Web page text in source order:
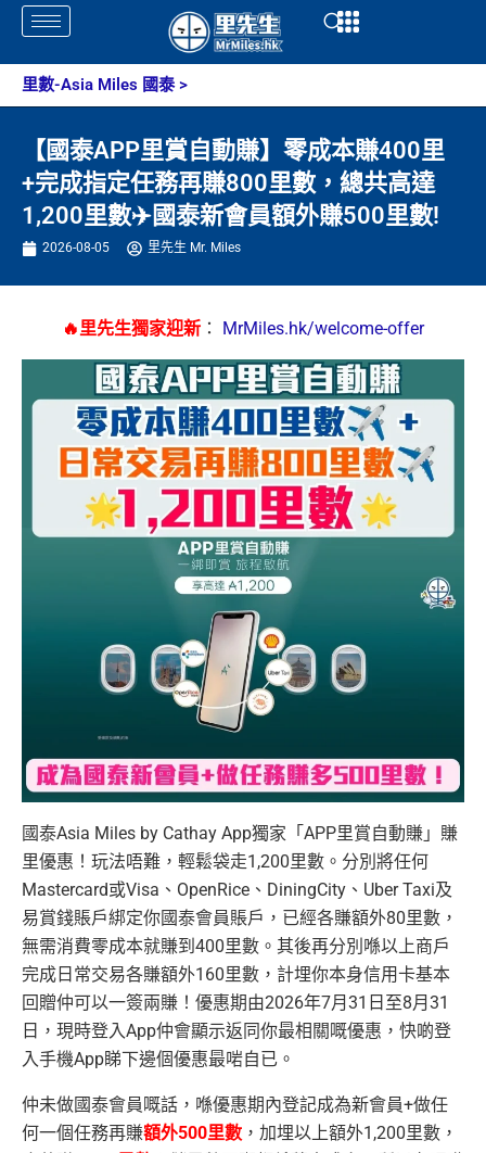
Skip
content
Open
里數-Asia Miles 國泰>
【國泰APP里賞自動賺】零成本賺400里
+完成指定任務再賺800里數，總共高達
1,200里數✈️國泰新會員額外賺500里數!
2026-08-05 里先生 Mr. Miles
🔥里先生獨家迎新 ： MrMiles.hk/welcome-offer
國泰Asia Miles by Cathay App獨家「APP里賞自動賺」賺
里優惠！玩法唔難，輕鬆袋走1,200里數。分別將任何
Mastercard或Visa、OpenRice、DiningCity、Uber Taxi及
易賞錢賬戶綁定你國泰會員賬戶，已經各賺額外80里數，
無需消費零成本就賺到400里數。其後再分別喺以上商戶
完成日常交易各賺額外160里數，計埋你本身信用卡基本
回贈仲可以一簽兩賺！優惠期由2026年7月31日至8月31
日，現時登入App仲會顯示返同你最相關嘅優惠，快啲登
入手機App睇下邊個優惠最啱自已。
仲未做國泰會員嘅話，喺優惠期內登記成為新會員+做任
何一個任務再賺額外500里數 ，加埋以上額外1,200里數，